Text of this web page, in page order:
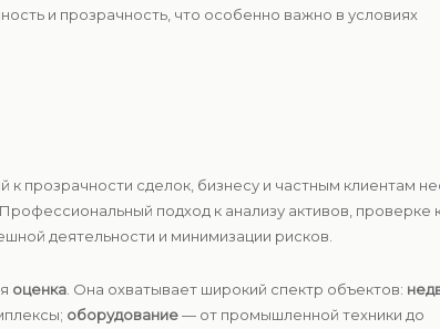
и прозрачность, что особенно важно в условиях
прозрачности сделок, бизнесу и частным клиентам
подход к анализу активов, проверке
деятельности и минимизации рисков.
оценка . Она охватывает широкий спектр объектов:
оборудование— от промышленной техники до